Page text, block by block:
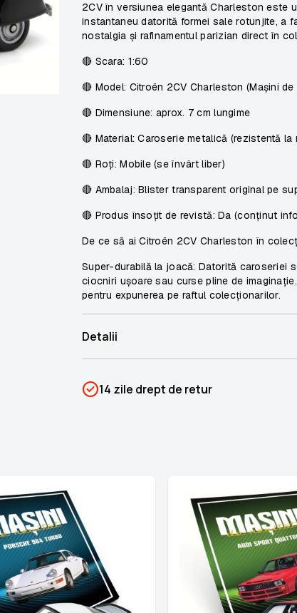
2CV în versiunea elegantă Charleston este
instantaneu datorită formei sale rotunjite, a
nostalgia și rafinamentul parizian direct în
🔴 Scara: 1:60
🔴 Model: Citroën 2CV Charleston (Mașini de
🔴 Dimensiune: aprox. 7 cm lungime
🔴 Material: Caroserie metalică (rezistentă la
🔴 Roți: Mobile (se învârt liber)
🔴 Ambalaj: Blister transparent original pe
🔴 Produs însoțit de revistă: Da (conținut
De ce să ai Citroën 2CV Charleston în
Super-durabilă la joacă: Datorită caroseriei
ciocniri ușoare sau curse pline de
pentru expunerea pe raftul colecționarilor.
Detalii
Categorii
Mașini de neuitat
14 zile drept de retur